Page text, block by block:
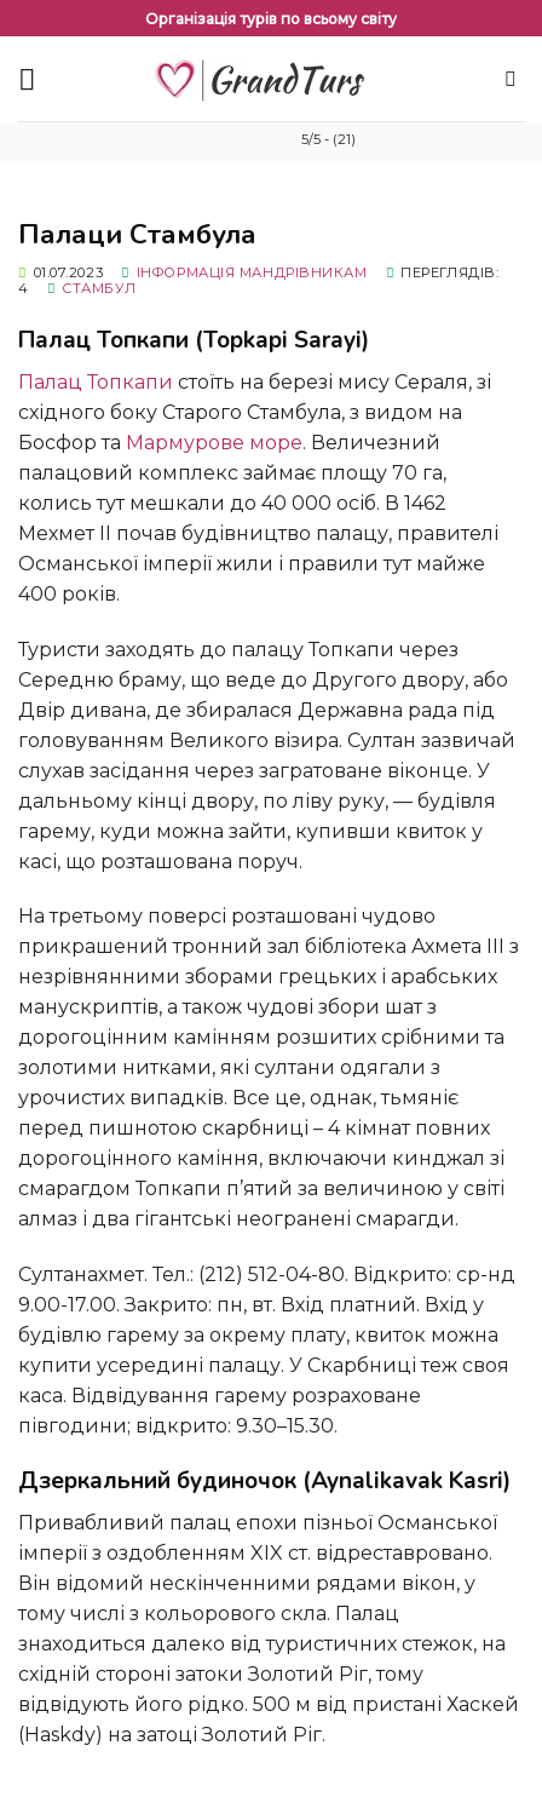
змісту
Організація турів по всьому світу
5/5 - (21)
Палаци Стамбула
01.07.2023 ІНФОРМАЦІЯ МАНДРІВНИКАМ
ПЕРЕГЛЯДІВ:
4
СТАМБУЛ
Палац Топкапи (Topkapi Sarayi)
Палац Топкапи стоїть на березі мису Сераля, зі
східного боку Старого Стамбула, з видом на
Босфор та Мармурове море. Величезний
палацовий комплекс займає площу 70 га,
колись тут мешкали до 40 000 осіб. В 1462
Мехмет II почав будівництво палацу, правителі
Османської імперії жили і правили тут майже
400 років.
Туристи заходять до палацу Топкапи через
Середню браму, що веде до Другого двору, або
Двір дивана, де збиралася Державна рада під
головуванням Великого візира. Султан зазвичай
слухав засідання через загратоване віконце. У
дальньому кінці двору, по ліву руку, — будівля
гарему, куди можна зайти, купивши квиток у
касі, що розташована поруч.
На третьому поверсі розташовані чудово
прикрашений тронний зал бібліотека Ахмета III з
незрівнянними зборами грецьких і арабських
манускриптів, а також чудові збори шат з
дорогоцінним камінням розшитих срібними та
золотими нитками, які султани одягали з
урочистих випадків. Все це, однак, тьмяніє
перед пишнотою скарбниці – 4 кімнат повних
дорогоцінного каміння, включаючи кинджал зі
смарагдом Топкапи п’ятий за величиною у світі
алмаз і два гігантські неогранені смарагди.
Султанахмет. Тел.: (212) 512-04-80. Відкрито: ср-нд
9.00-17.00. Закрито: пн, вт. Вхід платний. Вхід у
будівлю гарему за окрему плату, квиток можна
купити усередині палацу. У Скарбниці теж своя
каса. Відвідування гарему розраховане
півгодини; відкрито: 9.30–15.30.
Дзеркальний будиночок (Aynalikavak Kasri)
Привабливий палац епохи пізньої Османської
імперії з оздобленням XIX ст. відреставровано.
Він відомий нескінченними рядами вікон, у
тому числі з кольорового скла. Палац
знаходиться далеко від туристичних стежок, на
східній стороні затоки Золотий Ріг, тому
відвідують його рідко. 500 м від пристані Хаскей
(Haskdy) на затоці Золотий Ріг.